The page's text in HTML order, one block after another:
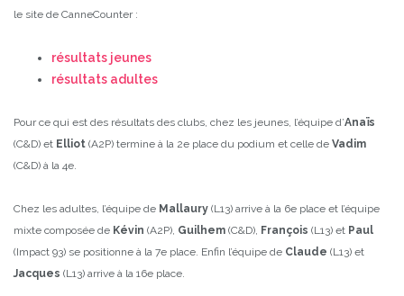
le site de CanneCounter :
résultats jeunes
résultats adultes
Pour ce qui est des résultats des clubs, chez les jeunes, l’équipe d’Anaïs
(C&D) et Elliot (A2P) termine à la 2e place du podium et celle de Vadim
(C&D) à la 4e.
Chez les adultes, l’équipe de Mallaury (L13) arrive à la 6e place et l’équipe
mixte composée de Kévin (A2P), Guilhem (C&D), François (L13) et Paul
(Impact 93) se positionne à la 7e place. Enfin l’équipe de Claude (L13) et
Jacques (L13) arrive à la 16e place.